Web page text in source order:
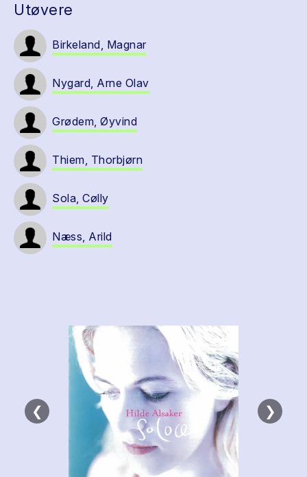
Utøvere
Birkeland, Magnar
Nygard, Arne Olav
Grødem, Øyvind
Thiem, Thorbjørn
Sola, Cølly
Næss, Arild
❮ ❯